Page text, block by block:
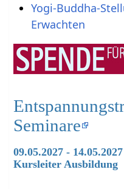
Yogi-Buddha-
Erwachten
Seminare
09.05.2027 -
Kursleiter Ausbildung